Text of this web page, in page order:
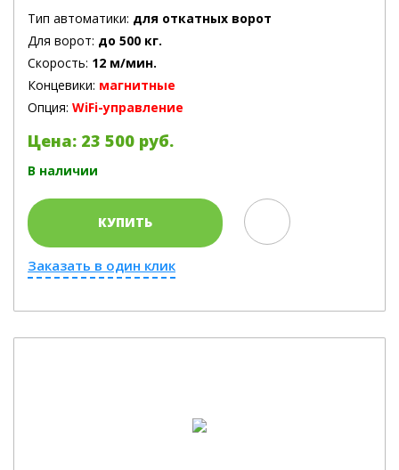
Тип автоматики: для откатных ворот
Для ворот: до 500 кг.
Скорость: 12 м/мин.
Концевики: магнитные
Опция: WiFi-управление
Цена: 23 500 руб.
В наличии
КУПИТЬ
Заказать в один клик